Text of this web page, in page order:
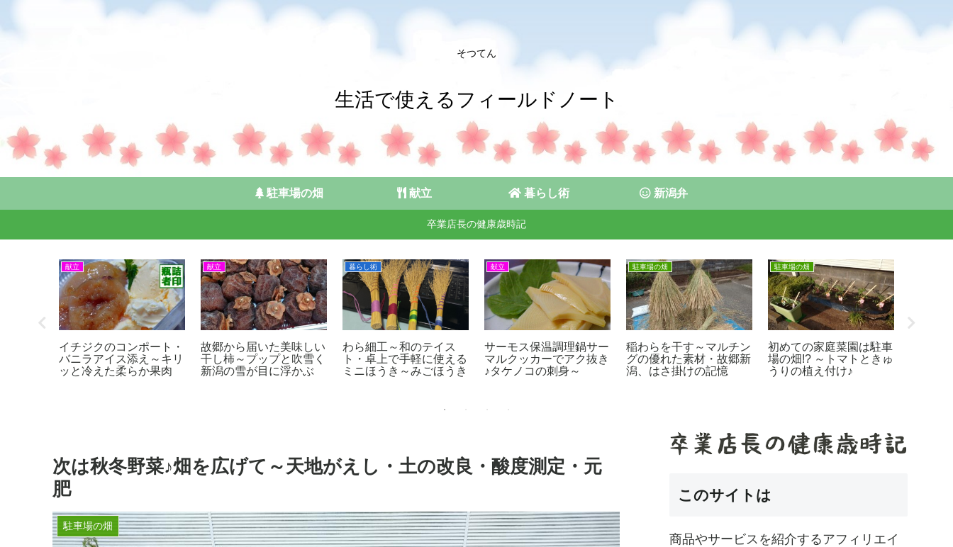
そつてん
生活で使えるフィールドノート
駐車場の畑 献立 暮らし術 新潟弁
卒業店長の健康歳時記
献立
イチジクのコンポート・
バニラアイス添え～キリ
ッと冷えた柔らか果肉
献立
故郷から届いた美味しい
干し柿～プップと吹雪く
新潟の雪が目に浮かぶ
暮らし術
わら細工～和のテイス
ト・卓上で手軽に使える
ミニほうき～みごほうき
献立
サーモス保温調理鍋サー
マルクッカーでアク抜き
♪タケノコの刺身～
駐車場の畑
稲わらを干す～マルチン
グの優れた素材・故郷新
潟、はさ掛けの記憶
駐車場の畑
初めての家庭菜園は駐車
場の畑!? ～トマトときゅ
うりの植え付け♪
次は秋冬野菜♪畑を広げて～天地がえし・土の改良・酸度測定・元
肥
駐車場の畑
このサイトは
商品やサービスを紹介するアフィリエイ